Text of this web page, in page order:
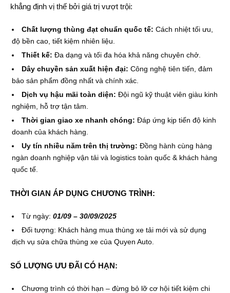
khẳng định vị thế bởi giá trị vượt trội:
Chất lượng thùng đạt chuẩn quốc tế: Cách nhiệt tối ưu,
độ bền cao, tiết kiệm nhiên liệu.
Thiết kế: Đa dạng và tối đa hóa khả năng chuyên chở.
Dây chuyền sản xuất hiện đại: Công nghệ tiên tiến, đảm
bảo sản phẩm đồng nhất và chính xác.
Dịch vụ hậu mãi toàn diện: Đội ngũ kỹ thuật viên giàu kinh
nghiệm, hỗ trợ tận tâm.
Thời gian giao xe nhanh chóng: Đáp ứng kịp tiến độ kinh
doanh của khách hàng.
Uy tín nhiều năm trên thị trường: Đồng hành cùng hàng
ngàn doanh nghiệp vận tải và logistics toàn quốc & khách hàng
quốc tế.
THỜI GIAN ÁP DỤNG CHƯƠNG TRÌNH:
Từ ngày: 01/09 – 30/09/2025
Đối tượng: Khách hàng mua thùng xe tải mới và sử dụng
dịch vụ sửa chữa thùng xe của Quyen Auto.
SỐ LƯỢNG ƯU ĐÃI CÓ HẠN:
Chương trình có thời hạn – đừng bỏ lỡ cơ hội tiết kiệm chi